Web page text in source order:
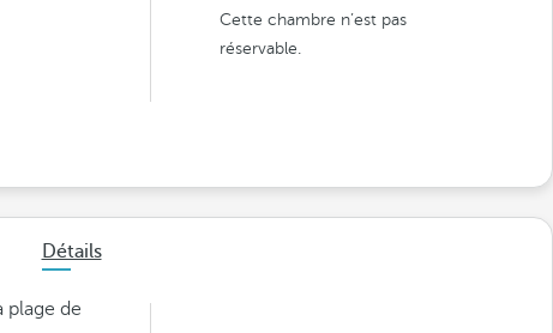
Cette chambre n’est pas
réservable.
Détails
plage de